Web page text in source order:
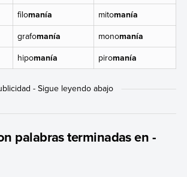
filomanía mitomanía
grafomanía monomanía
hipomanía piromanía
palabras terminadas en -